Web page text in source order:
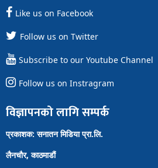
Like us on Facebook
Follow us on Twitter
Subscribe to our Youtube Channel
Follow us on Instragram
विज्ञापनको लागि सम्पर्क
प्रकाशक: सनातन मिडिया प्रा.लि.
लैनचौर, काठमाडौं